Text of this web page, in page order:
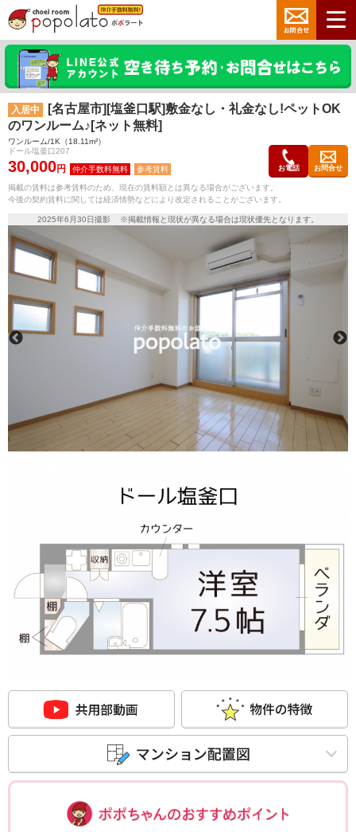
入居中
[名古屋市][塩釜口駅]敷金なし・礼金なし!ペットOK
のワンルーム♪[ネット無料]
ワンルーム/1K（18.11m²）
ドール塩釜口207
30,000円 参考賃料 お電話 お問合せ
掲載の賃料は参考賃料のため、現在の賃料額とは異なる場合がございます。
今後の契約賃料に関しては経済情勢などにより改定されることがございます。
2025年6月30日撮影 ※掲載情報と現状が異なる場合は現状優先となります。